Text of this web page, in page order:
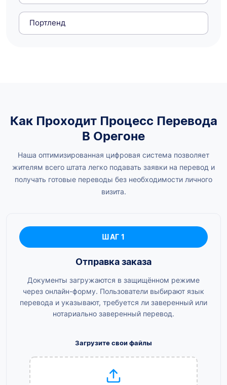
Портленд
Как Проходит Процесс Перевода
В Орегоне
Наша оптимизированная цифровая система позволяет
жителям всего штата легко подавать заявки на перевод и
получать готовые переводы без необходимости личного
визита.
ШАГ 1
Отправка заказа
Документы загружаются в защищённом режиме
через онлайн-форму. Пользователи выбирают язык
перевода и указывают, требуется ли заверенный или
нотариально заверенный перевод.
Загрузите свои файлы